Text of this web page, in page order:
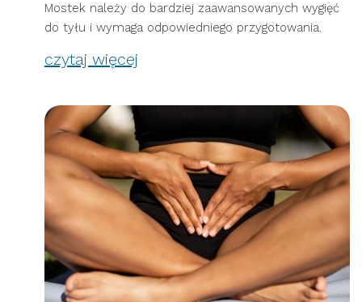
Mostek należy do bardziej zaawansowanych wygięć
do tyłu i wymaga odpowiedniego przygotowania.
czytaj więcej